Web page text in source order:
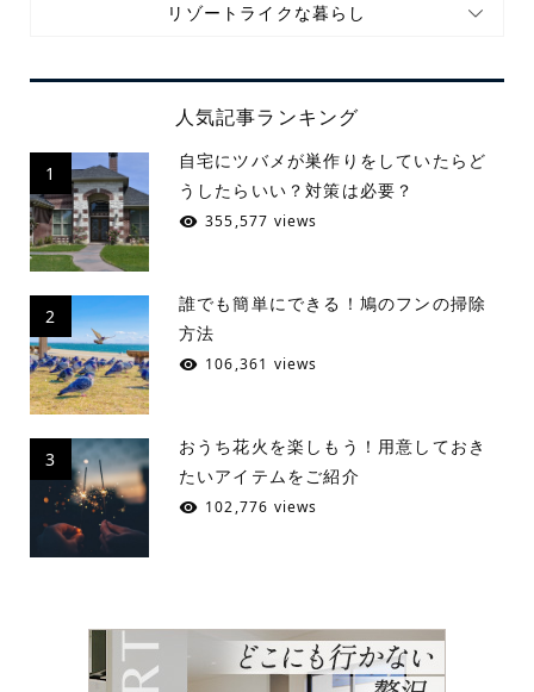
リゾートライクな暮らし
人気記事ランキング
1
自宅にツバメが巣作りをしていたらど
うしたらいい？対策は必要？
355,577 views
2
誰でも簡単にできる！鳩のフンの掃除
方法
106,361 views
3
おうち花火を楽しもう！用意しておき
たいアイテムをご紹介
102,776 views